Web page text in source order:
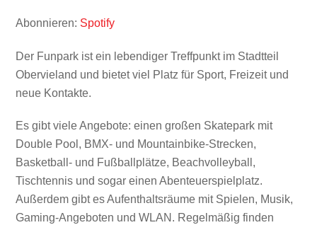
EMBED
Abonnieren: Spotify
Der Funpark ist ein lebendiger Treffpunkt im Stadtteil
Obervieland und bietet viel Platz für Sport, Freizeit und
neue Kontakte.
Es gibt viele Angebote: einen großen Skatepark mit
Double Pool, BMX- und Mountainbike-Strecken,
Basketball- und Fußballplätze, Beachvolleyball,
Tischtennis und sogar einen Abenteuerspielplatz.
Außerdem gibt es Aufenthaltsräume mit Spielen, Musik,
Gaming-Angeboten und WLAN. Regelmäßig finden